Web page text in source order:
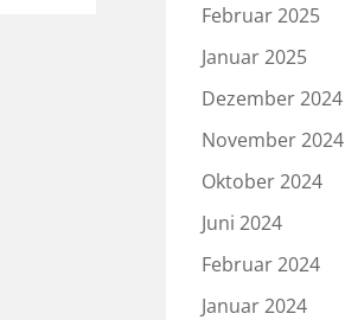
Februar 2025
Januar 2025
Dezember 2024
November 2024
Oktober 2024
Juni 2024
Februar 2024
Januar 2024